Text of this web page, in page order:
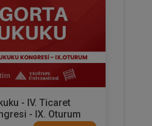
- IV. Ticaret
- IX. Oturum